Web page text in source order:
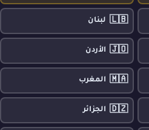
🇱🇧 لبنان
🇯🇴 الأردن
🇲🇦 المغرب
🇩🇿 الجزائر